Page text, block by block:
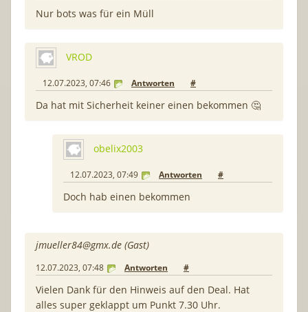
Nur bots was für ein Müll
VROD
12.07.2023, 07:46 Antworten #
Da hat mit Sicherheit keiner einen bekommen 🤔
obelix2003
12.07.2023, 07:49 Antworten #
Doch hab einen bekommen
jmueller84@gmx.de (Gast)
12.07.2023, 07:48 Antworten #
Vielen Dank für den Hinweis auf den Deal. Hat
alles super geklappt um Punkt 7.30 Uhr.